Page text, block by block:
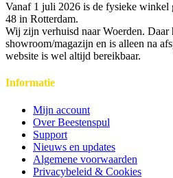
Vanaf 1 juli 2026 is de fysieke winkel
48 in Rotterdam.
Wij zijn verhuisd naar Woerden. Daar
showroom/magazijn en is alleen na
website is wel altijd bereikbaar.
Informatie
Mijn account
Over Beestenspul
Support
Nieuws en updates
Algemene voorwaarden
Privacybeleid & Cookies